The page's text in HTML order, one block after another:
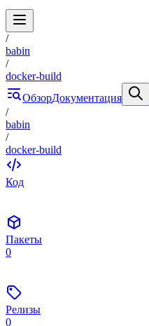
/
babin
/
docker-build
ОбзорДокументация
/
babin
/
docker-build
Код
Пакеты
0
Релизы
0